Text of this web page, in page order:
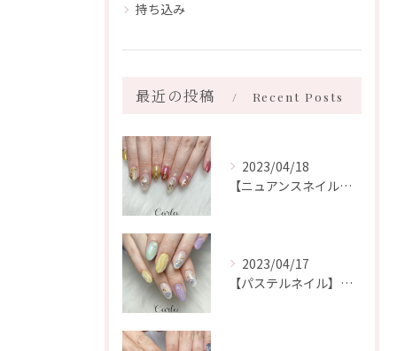
持ち込み
最近の投稿 Recent Posts
2023/04/18
【ニュアンスネイル】所沢市ネイルサロン|Carlo
2023/04/17
【パステルネイル】所沢市ネイルサロン|Carlo